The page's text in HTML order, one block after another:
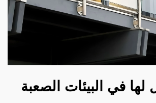
لها في البيئات الصعبة